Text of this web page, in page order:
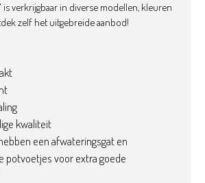
is verkrijgbaar in diverse modellen, kleuren
zelf het uitgebreide aanbod!
kwaliteit
een afwateringsgat en
potvoetjes voor extra goede